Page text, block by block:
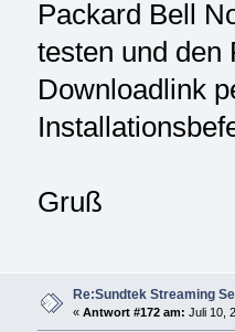
Packard Bell
testen und den
Downloadlink
Gruß
Re:Sundtek Streaming
« Antwort #172 am: Juli 10,